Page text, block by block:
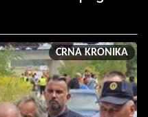
CRNA KRONIKA